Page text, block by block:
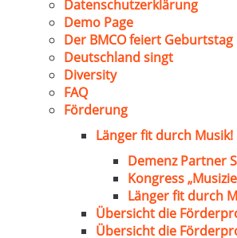
Datenschutzerklärung
Demo Page
Der BMCO feiert Geburtstag
Deutschland singt
Diversity
FAQ
Förderung
Länger fit durch Musik!
Demenz Partner
Kongress
Länger fit durch
Übersicht die
Übersicht die